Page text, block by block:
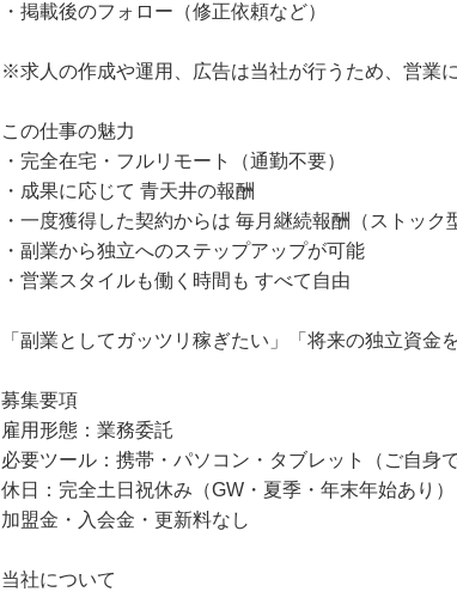
・掲載後のフォロー（修正依頼など）
※求人の作成や運用、広告は当社が行うため、営業
この仕事の魅力
・完全在宅・フルリモート（通勤不要）
・成果に応じて 青天井の報酬
・一度獲得した契約からは 毎月継続報酬（ストック
・副業から独立へのステップアップが可能
・営業スタイルも働く時間も すべて自由
「副業としてガッツリ稼ぎたい」「将来の独立資
募集要項
雇用形態：業務委託
必要ツール：携帯・パソコン・タブレット（ご自身
休日：完全土日祝休み（GW・夏季・年末年始あり）
加盟金・入会金・更新料なし
当社について